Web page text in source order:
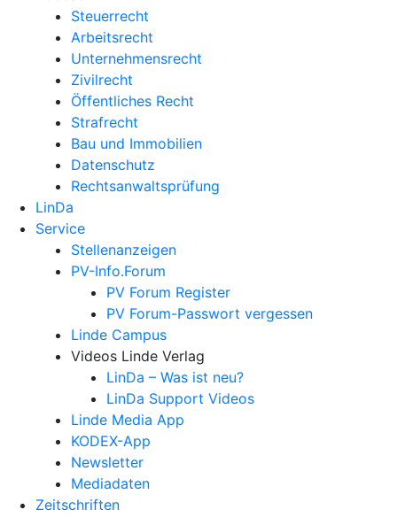
Steuerrecht
Arbeitsrecht
Unternehmens­recht
Zivilrecht
Öffentliches Recht
Strafrecht
Bau und Immobilien
Datenschutz
Rechtsanwalts­prüfung
LinDa
Service
Stellenanzeigen
PV-Info.Forum
PV Forum Register
PV Forum-Passwort vergessen
Linde Campus
Videos Linde Verlag
LinDa – Was ist neu?
LinDa Support Videos
Linde Media App
KODEX-App
Newsletter
Mediadaten
Zeitschriften